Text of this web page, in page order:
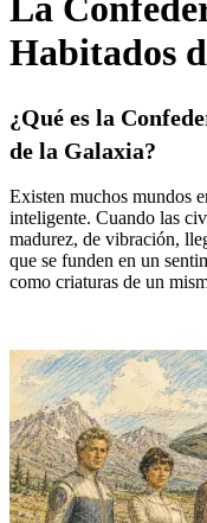
Habitados
¿Qué es la
de la Galaxia?
Existen muchos mundos
inteligente. Cuando las
madurez, de vibración,
que se funden en un
como criaturas de un